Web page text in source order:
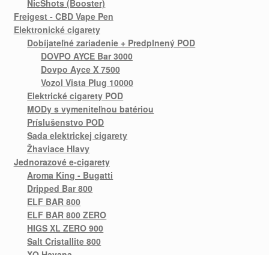
NicShots (Booster)
Freigest - CBD Vape Pen
Elektronické cigarety
Dobíjateľné zariadenie + Predplnený POD
DOVPO AYCE Bar 3000
Dovpo Ayce X 7500
Vozol Vista Plug 10000
Elektrické cigarety POD
MODy s vymeniteľnou batériou
Príslušenstvo POD
Sada elektrickej cigarety
Žhaviace Hlavy
Jednorazové e-cigarety
Aroma King - Bugatti
Dripped Bar 800
ELF BAR 800
ELF BAR 800 ZERO
HIGS XL ZERO 900
Salt Cristallite 800